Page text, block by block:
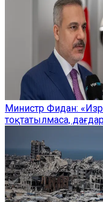
Министр Фидан:
тоқтатылмаса,